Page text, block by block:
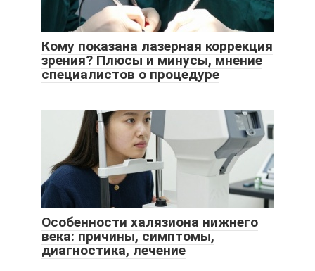
Кому показана лазерная коррекция
зрения? Плюсы и минусы, мнение
специалистов о процедуре
Особенности халязиона нижнего
века: причины, симптомы,
диагностика, лечение